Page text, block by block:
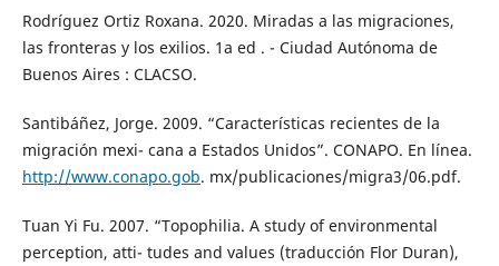
Rodríguez Ortiz Roxana. 2020. Miradas a las migraciones,
las fronteras y los exilios. 1a ed . - Ciudad Autónoma de
Buenos Aires : CLACSO.
Santibáñez, Jorge. 2009. “Características recientes de la
migración mexi- cana a Estados Unidos”. CONAPO. En línea.
http://www.conapo.gob. mx/publicaciones/migra3/06.pdf.
Tuan Yi Fu. 2007. “Topophilia. A study of environmental
perception, atti- tudes and values (traducción Flor Duran),